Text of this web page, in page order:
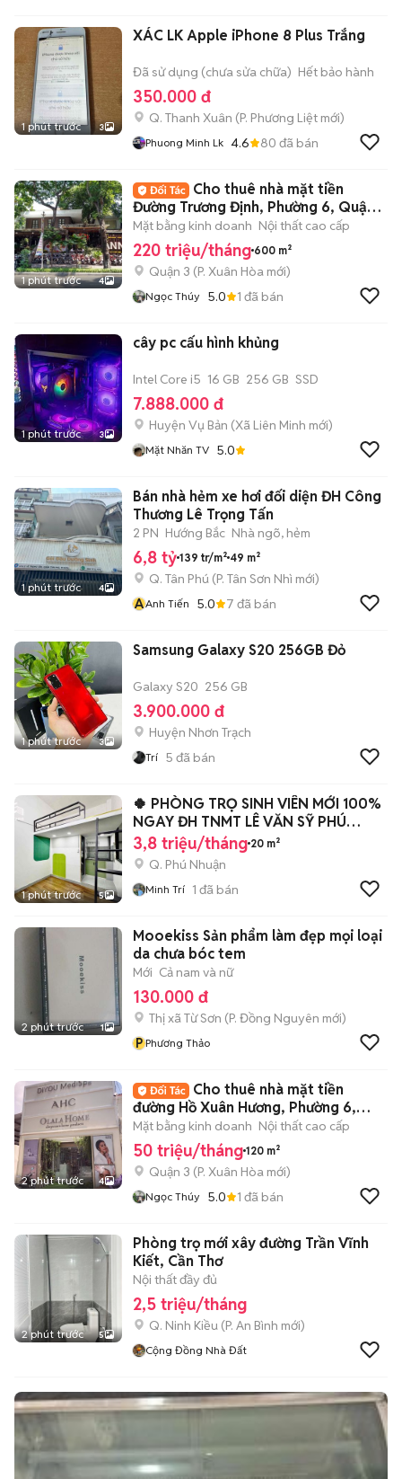
1 phút trước 3
XÁC LK Apple iPhone 8 Plus Trắng
Đã sử dụng (chưa sửa chữa) Hết bảo hành
350.000 đ
Q. Thanh Xuân (P. Phương Liệt mới)
Phuong Minh Lk 4.6 80 đã bán
1 phút trước 4
Cho thuê nhà mặt tiền
Đường Trương Định, Phường 6, Quận
3. DT: 30x20m
Mặt bằng kinh doanh Nội thất cao cấp
220 triệu/tháng 600 m²
Quận 3 (P. Xuân Hòa mới)
Ngọc Thúy 5.0 1 đã bán
1 phút trước 3
cây pc cấu hình khủng
Intel Core i5 16 GB 256 GB SSD
7.888.000 đ
Huyện Vụ Bản (Xã Liên Minh mới)
Mặt Nhăn TV 5.0
1 phút trước 4
Bán nhà hẻm xe hơi đối diện ĐH Công
Thương Lê Trọng Tấn
2 PN Hướng Bắc Nhà ngõ, hẻm
6,8 tỷ 139 tr/m² 49 m²
Q. Tân Phú (P. Tân Sơn Nhì mới)
AAnh Tiến 5.0 7 đã bán
1 phút trước 3
Samsung Galaxy S20 256GB Đỏ
Galaxy S20 256 GB
3.900.000 đ
Huyện Nhơn Trạch
Trí 5 đã bán
1 phút trước 5
🍀 PHÒNG TRỌ SINH VIÊN MỚI 100%
NGAY ĐH TNMT LÊ VĂN SỸ PHÚ
NHUẬN
3,8 triệu/tháng 20 m²
Q. Phú Nhuận
Minh Trí 1 đã bán
2 phút trước 1
Mooekiss Sản phẩm làm đẹp mọi loại
da chưa bóc tem
Mới Cả nam và nữ
130.000 đ
Thị xã Từ Sơn (P. Đồng Nguyên mới)
P Phương Thảo
2 phút trước 4
Cho thuê nhà mặt tiền
đường Hồ Xuân Hương, Phường 6,
Quận 3
Mặt bằng kinh doanh Nội thất cao cấp
50 triệu/tháng 120 m²
Quận 3 (P. Xuân Hòa mới)
Ngọc Thúy 5.0 1 đã bán
2 phút trước 5
Phòng trọ mới xây đường Trần Vĩnh
Kiết, Cần Thơ
Nội thất đầy đủ
2,5 triệu/tháng
Q. Ninh Kiều (P. An Bình mới)
Cộng Đồng Nhà Đất